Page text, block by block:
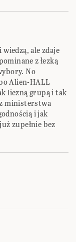
ale zdaje
z łezką
No
Alien-HALL
liczną grupą i tak
ministerstwa
i jak
zupełnie bez